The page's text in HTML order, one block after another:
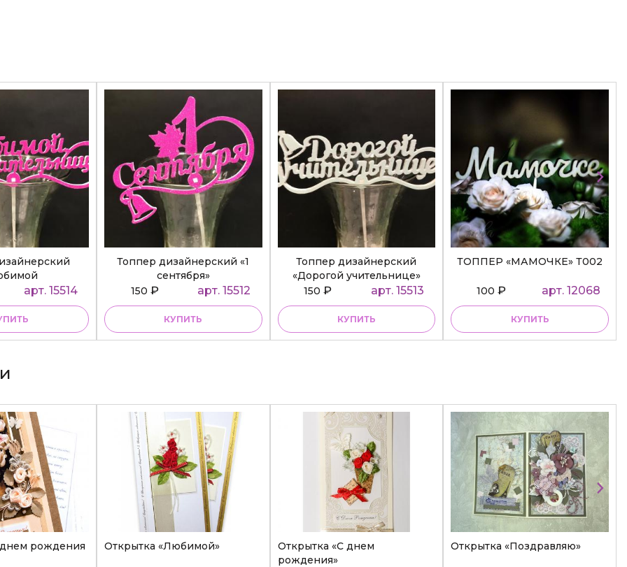
арт. 15514
Топпер дизайнерский «1
сентября»
150 ₽ арт. 15512
КУПИТЬ
Топпер дизайнерский
«Дорогой учительнице»
150₽ арт. 15513
КУПИТЬ
ТОППЕР «МАМОЧКЕ» Т002
100₽ арт. 12068
КУПИТЬ
рождения
Открытка «Любимой»
Открытка «С днем
рождения»
Открытка «Поздравляю»